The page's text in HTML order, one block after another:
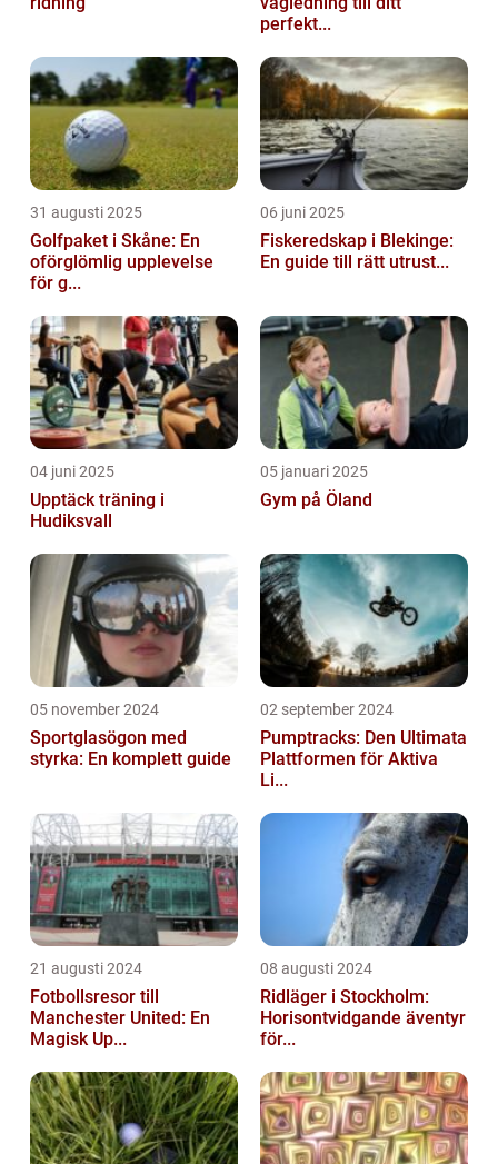
perfekt...
31 augusti 2025
Golfpaket i Skåne: En
oförglömlig upplevelse
för g...
06 juni 2025
Fiskeredskap i Blekinge:
En guide till rätt utrust...
04 juni 2025
Upptäck träning i
Hudiksvall
05 januari 2025
Gym på Öland
05 november 2024
Sportglasögon med
styrka: En komplett guide
02 september 2024
Pumptracks: Den Ultimata
Plattformen för Aktiva
Li...
21 augusti 2024
Fotbollsresor till
Manchester United: En
Magisk Up...
08 augusti 2024
Ridläger i Stockholm:
Horisontvidgande äventyr
för...